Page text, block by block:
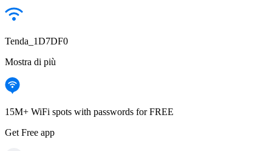
Tenda_1D7DF0
Mostra di più
15M+ WiFi spots with passwords for FREE
Get Free app